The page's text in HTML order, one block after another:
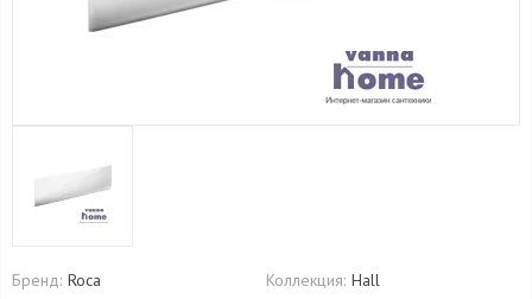
Бренд: Roca Коллекция: Hall